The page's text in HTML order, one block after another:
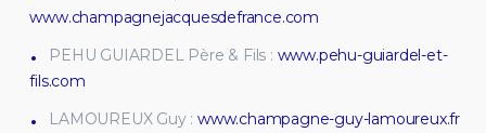
www.champagnejacquesdefrance.com
PEHU GUIARDEL Père & Fils : www.pehu-guiardel-et-
fils.com
LAMOUREUX Guy :www.champagne-guy-lamoureux.fr